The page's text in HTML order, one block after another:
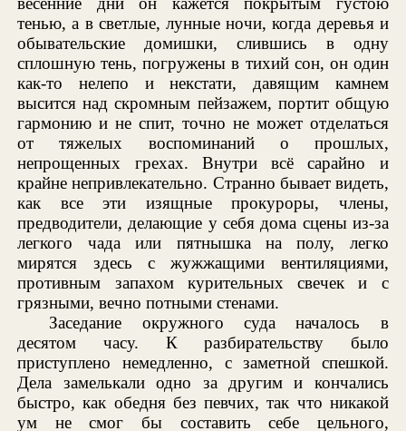
тенью, а в светлые, лунные ночи, когда деревья и
обывательские домишки, слившись в одну
сплошную тень, погружены в тихий сон, он один
как-то нелепо и некстати, давящим камнем
высится над скромным пейзажем, портит общую
гармонию и не спит, точно не может отделаться
от тяжелых воспоминаний о прошлых,
непрощенных грехах. Внутри всё сарайно и
крайне непривлекательно. Странно бывает видеть,
как все эти изящные прокуроры, члены,
предводители, делающие у себя дома сцены из-за
легкого чада или пятнышка на полу, легко
мирятся здесь с жужжащими вентиляциями,
противным запахом курительных свечек и с
грязными, вечно потными стенами.
Заседание окружного суда началось в
десятом часу. К разбирательству было
приступлено немедленно, с заметной спешкой.
Дела замелькали одно за другим и кончались
быстро, как обедня без певчих, так что никакой
ум не смог бы составить себе цельного,